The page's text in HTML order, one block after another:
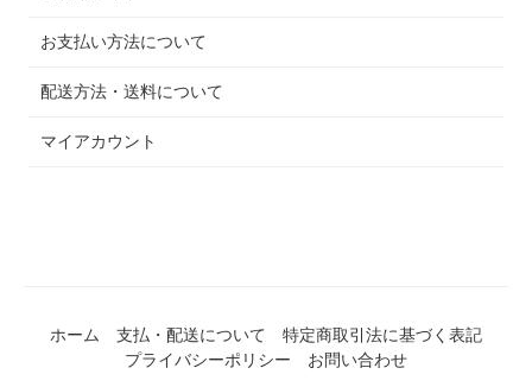
お支払い方法について
配送方法・送料について
マイアカウント
ホーム 支払・配送について
特定商取引法に基づく表記
プライバシーポリシー
お問い合わせ